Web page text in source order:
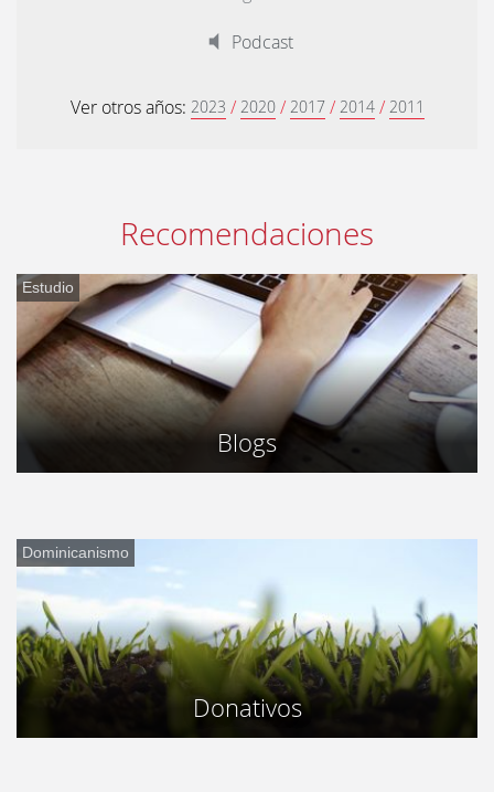
Podcast
Ver otros años: 2023 / 2020 / 2017 / 2014 / 2011
Recomendaciones
Estudio
Blogs
Dominicanismo
Donativos